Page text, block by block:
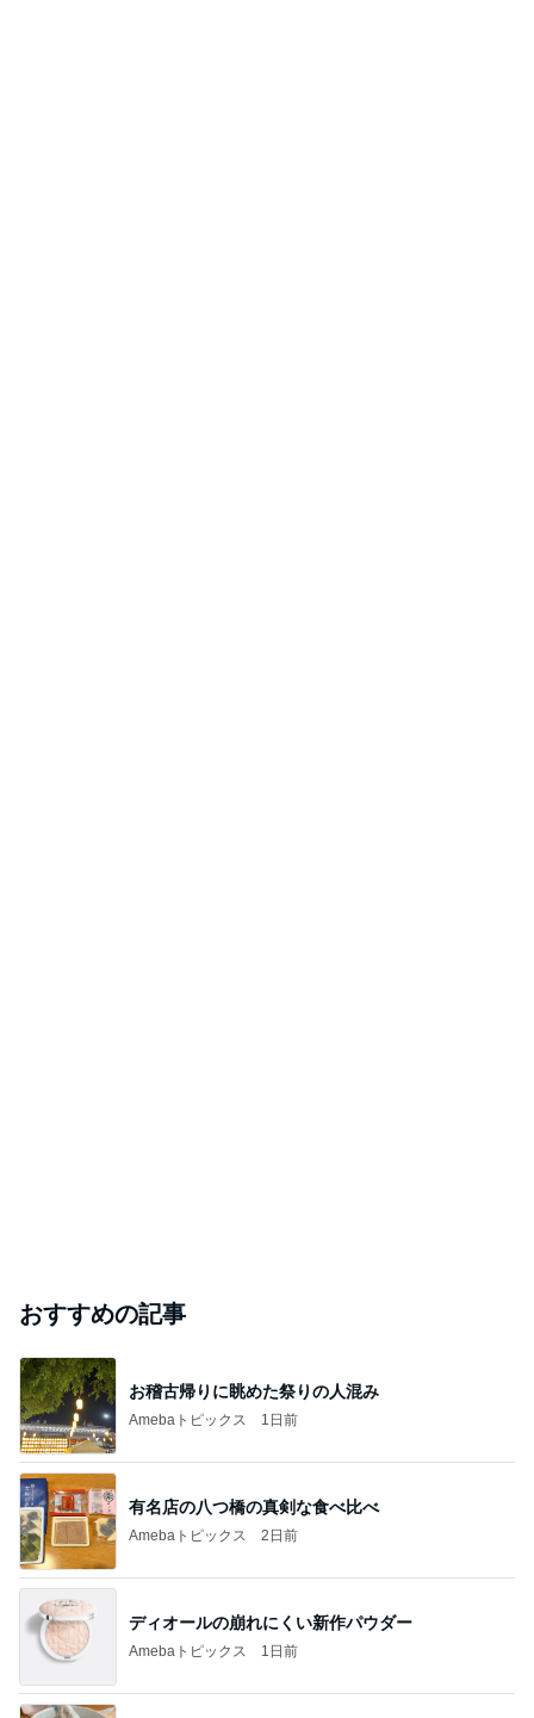
おすすめの記事
お稽古帰りに眺めた祭りの人混み
Amebaトピックス 1日前
有名店の八つ橋の真剣な食べ比べ
Amebaトピックス 2日前
ディオールの崩れにくい新作パウダー
Amebaトピックス 1日前